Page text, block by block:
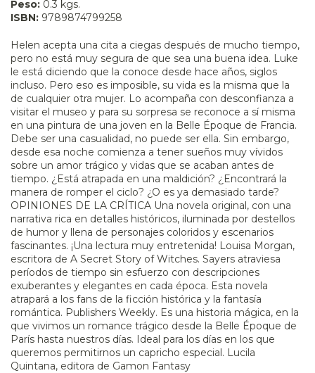
Peso: 0.3 kgs.
ISBN: 9789874799258
Helen acepta una cita a ciegas después de mucho tiempo,
pero no está muy segura de que sea una buena idea. Luke
le está diciendo que la conoce desde hace años, siglos
incluso. Pero eso es imposible, su vida es la misma que la
de cualquier otra mujer. Lo acompaña con desconfianza a
visitar el museo y para su sorpresa se reconoce a sí misma
en una pintura de una joven en la Belle Époque de Francia.
Debe ser una casualidad, no puede ser ella. Sin embargo,
desde esa noche comienza a tener sueños muy vívidos
sobre un amor trágico y vidas que se acaban antes de
tiempo. ¿Está atrapada en una maldición? ¿Encontrará la
manera de romper el ciclo? ¿O es ya demasiado tarde?
OPINIONES DE LA CRÍTICA Una novela original, con una
narrativa rica en detalles históricos, iluminada por destellos
de humor y llena de personajes coloridos y escenarios
fascinantes. ¡Una lectura muy entretenida! Louisa Morgan,
escritora de A Secret Story of Witches. Sayers atraviesa
períodos de tiempo sin esfuerzo con descripciones
exuberantes y elegantes en cada época. Esta novela
atrapará a los fans de la ficción histórica y la fantasía
romántica. Publishers Weekly. Es una historia mágica, en la
que vivimos un romance trágico desde la Belle Époque de
París hasta nuestros días. Ideal para los días en los que
queremos permitirnos un capricho especial. Lucila
Quintana, editora de Gamon Fantasy